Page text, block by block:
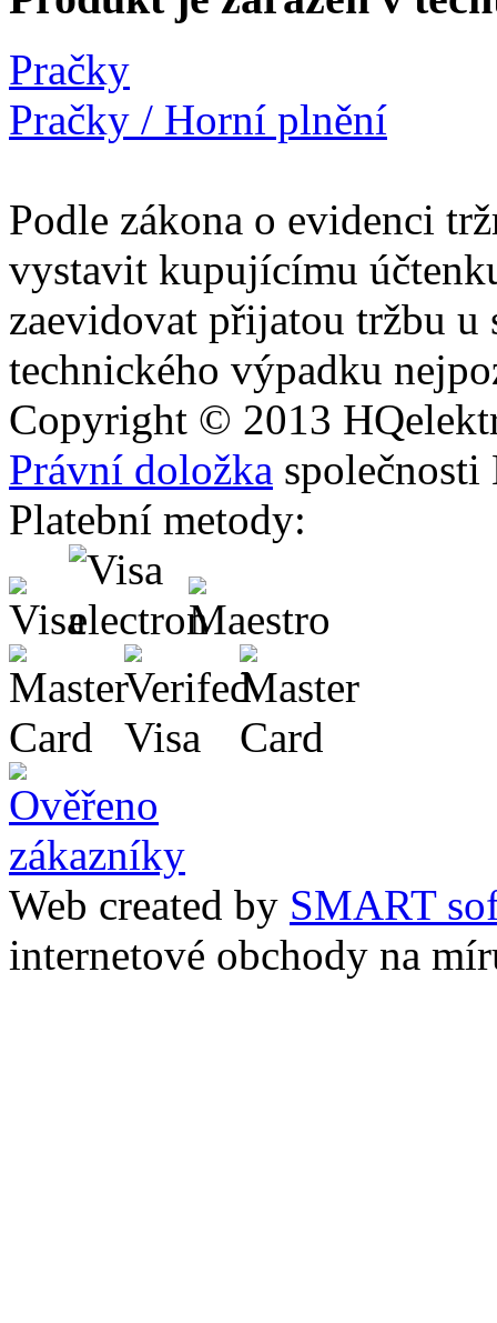
Pračky
Pračky / Horní plnění
Podle zákona o evidenci
vystavit kupujícímu
zaevidovat přijatou tržbu u
technického výpadku
Copyright © 2013 HQ
Právní doložka
Platební metody:
Web created by SMART
internetové obchody na